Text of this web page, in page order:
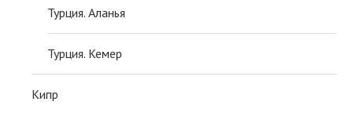
Турция. Аланья
Турция. Кемер
Кипр